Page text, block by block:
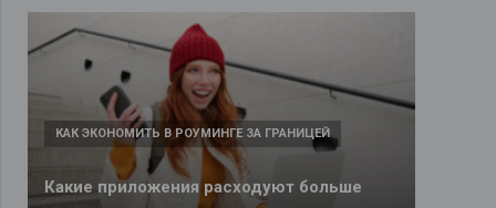
Какие приложения расходуют больше
КАК ЭКОНОМИТЬ В РОУМИНГЕ ЗА ГРАНИЦЕЙ